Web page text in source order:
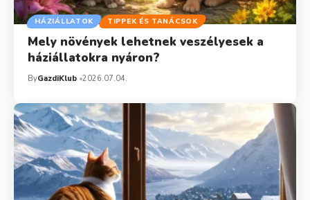
HÁZIÁLLATOK TIPPEK ÉS TANÁCSOK
Mely növények lehetnek veszélyesek a
háziállatokra nyáron?
ByGazdiKlub 2026.07.04.